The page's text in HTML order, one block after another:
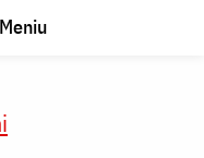
Meniu